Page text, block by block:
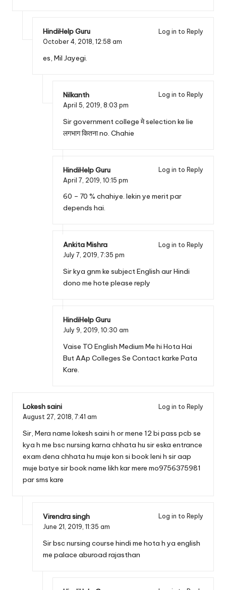
HindiHelp Guru
Log in to Reply
October 4, 2018, 12:58 am
es, Mil Jayegi.
Nilkanth
Log in to Reply
April 5, 2019, 8:03 pm
Sir government college मे selection ke lie
लगभाग कितना no. Chahie
HindiHelp Guru
Log in to Reply
April 7, 2019, 10:15 pm
60 – 70 % chahiye. lekin ye merit par
depends hai.
Ankita Mishra
Log in to Reply
July 7, 2019, 7:35 pm
Sir kya gnm ke subject English aur Hindi
dono me hote please reply
HindiHelp Guru
July 9, 2019, 10:30 am
Vaise TO English Medium Me hi Hota Hai
But AAp Colleges Se Contact karke Pata
Kare.
Lokesh saini
Log in to Reply
August 27, 2018, 7:41 am
Sir, Mera name lokesh saini h or mene 12 bi pass pcb se
kya h me bsc nursing karna chhata hu sir eska entrance
exam dena chhata hu muje kon si book leni h sir aap
muje batye sir book name likh kar mere mo9756375981
par sms kare
Virendra singh
Log in to Reply
June 21, 2019, 11:35 am
Sir bsc nursing course hindi me hota h ya english
me palace aburoad rajasthan